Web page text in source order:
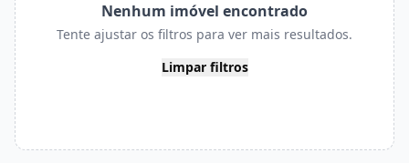
Nenhum imóvel encontrado
Tente ajustar os filtros para ver mais resultados.
Limpar filtros